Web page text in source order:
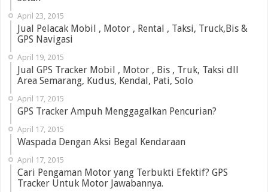
April 23, 2015
Jual Pelacak Mobil , Motor , Rental , Taksi, Truck,Bis &
GPS Navigasi
April 19, 2015
Jual GPS Tracker Mobil , Motor , Bis , Truk, Taksi dll
Area Semarang, Kudus, Kendal, Pati, Solo
April 17, 2015
GPS Tracker Ampuh Menggagalkan Pencurian?
April 17, 2015
Waspada Dengan Aksi Begal Kendaraan
April 17, 2015
Cari Pengaman Motor yang Terbukti Efektif? GPS
Tracker Untuk Motor Jawabannya.